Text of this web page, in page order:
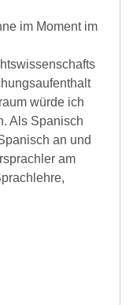
im Moment im
würde ich
Als Spanisch
an und
am